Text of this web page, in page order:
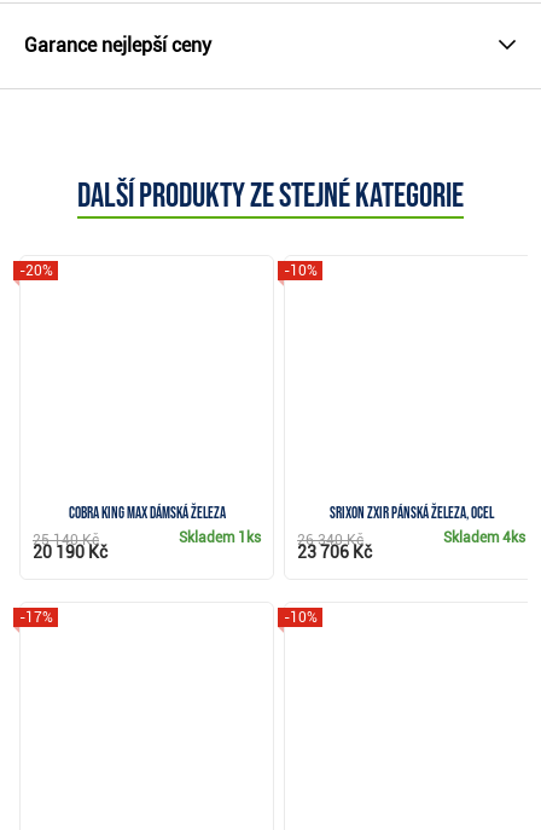
Garance nejlepší ceny
Další produkty ze stejné kategorie
Cobra KING MAX dámská železa
-20%
Skladem 1ks
25 140 Kč
20 190 Kč
Srixon ZXiR pánská železa, ocel
-10%
Skladem4ks
26 340 Kč
23 706 Kč
-17% -10%